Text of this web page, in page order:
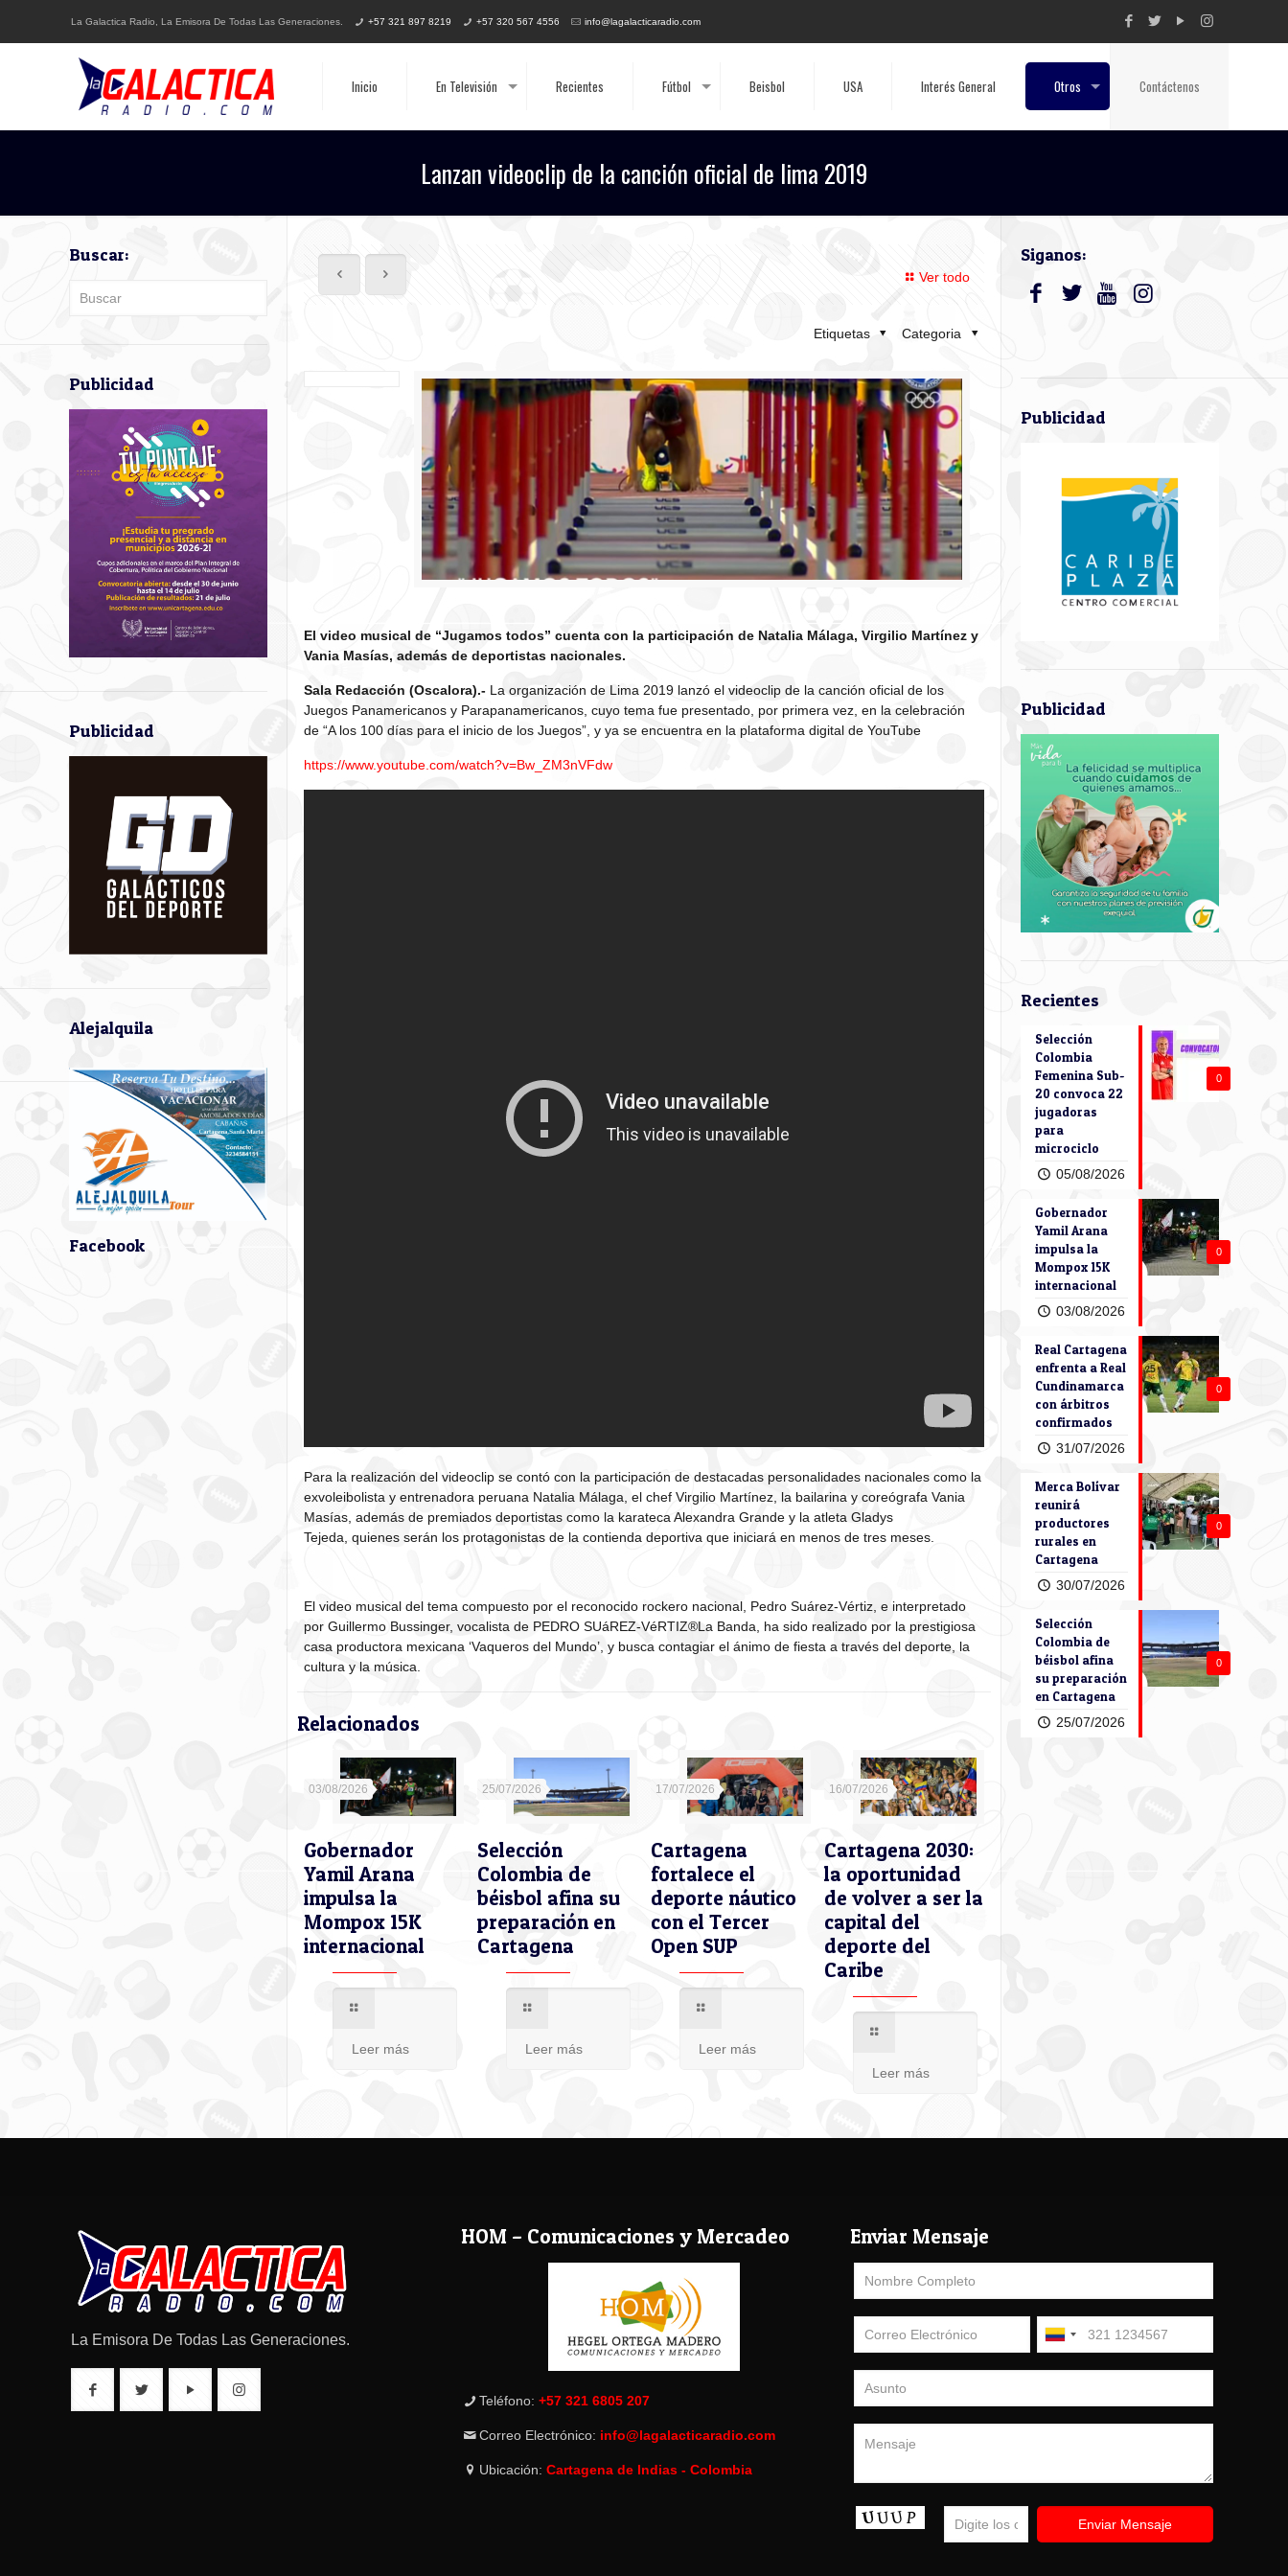
La Galactica Radio, La Emisora De Todas Las Generaciones. +57 321 897 8219 +57 320 567 4556 info@lagalacticaradio.com
Inicio En Televisión Recientes Fútbol Beisbol USA Interés General Otros Contáctenos
Lanzan videoclip de la canción oficial de lima 2019
Ver todo
Categoria
Etiquetas
El video musical de “Jugamos todos” cuenta con la participación de Natalia Málaga, Virgilio Martínez y
Vania Masías, además de deportistas nacionales.
Sala Redacción (Oscalora).- La organización de Lima 2019 lanzó el videoclip de la canción oficial de los
Juegos Panamericanos y Parapanamericanos, cuyo tema fue presentado, por primera vez, en la celebración
de “A los 100 días para el inicio de los Juegos”, y ya se encuentra en la plataforma digital de YouTube
https://www.youtube.com/watch?v=Bw_ZM3nVFdw
Para la realización del videoclip se contó con la participación de destacadas personalidades nacionales como la
exvoleibolista y entrenadora peruana Natalia Málaga, el chef Virgilio Martínez, la bailarina y coreógrafa Vania
Masías, además de premiados deportistas como la karateca Alexandra Grande y la atleta Gladys
Tejeda, quienes serán los protagonistas de la contienda deportiva que iniciará en menos de tres meses.
El video musical del tema compuesto por el reconocido rockero nacional, Pedro Suárez-Vértiz, e interpretado
por Guillermo Bussinger, vocalista de PEDRO SUáREZ-VéRTIZ®La Banda, ha sido realizado por la prestigiosa
casa productora mexicana ‘Vaqueros del Mundo’, y busca contagiar el ánimo de fiesta a través del deporte, la
cultura y la música.
Relacionados
03/08/2026
Gobernador
Yamil Arana
impulsa la
Mompox 15K
internacional
Leer más
25/07/2026
Selección
Colombia de
béisbol afina su
preparación en
Cartagena
Leer más
17/07/2026
Cartagena
fortalece el
deporte náutico
con el Tercer
Open SUP
Leer más
16/07/2026
Cartagena 2030:
la oportunidad
de volver a ser la
capital del
deporte del
Caribe
Leer más
Buscar:
Publicidad
Publicidad
Alejalquila
Facebook
Siganos:
Publicidad
Publicidad
Recientes
0
Selección
Colombia
Femenina Sub-
20 convoca 22
jugadoras
para
microciclo
05/08/2026
0
Gobernador
Yamil Arana
impulsa la
Mompox 15K
internacional
03/08/2026
0
Real Cartagena
enfrenta a Real
Cundinamarca
con árbitros
confirmados
31/07/2026
0
Merca Bolívar
reunirá
productores
rurales en
Cartagena
30/07/2026
0
Selección
Colombia de
béisbol afina
su preparación
en Cartagena
25/07/2026
La Emisora De Todas Las Generaciones.
HOM – Comunicaciones y Mercadeo
Teléfono:+57 321 6805 207
Correo Electrónico: info@lagalacticaradio.com
Ubicación:Cartagena de Indias - Colombia
Enviar Mensaje